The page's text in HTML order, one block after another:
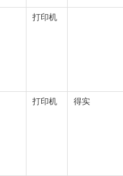
打印机
打印机 得实